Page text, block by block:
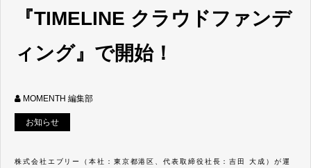
『TIMELINE クラウドファンデ
ィング』で開始！
MOMENTH 編集部
お知らせ
株式会社エブリー（本社：東京都港区、代表取締役社長：吉田 大成）が運